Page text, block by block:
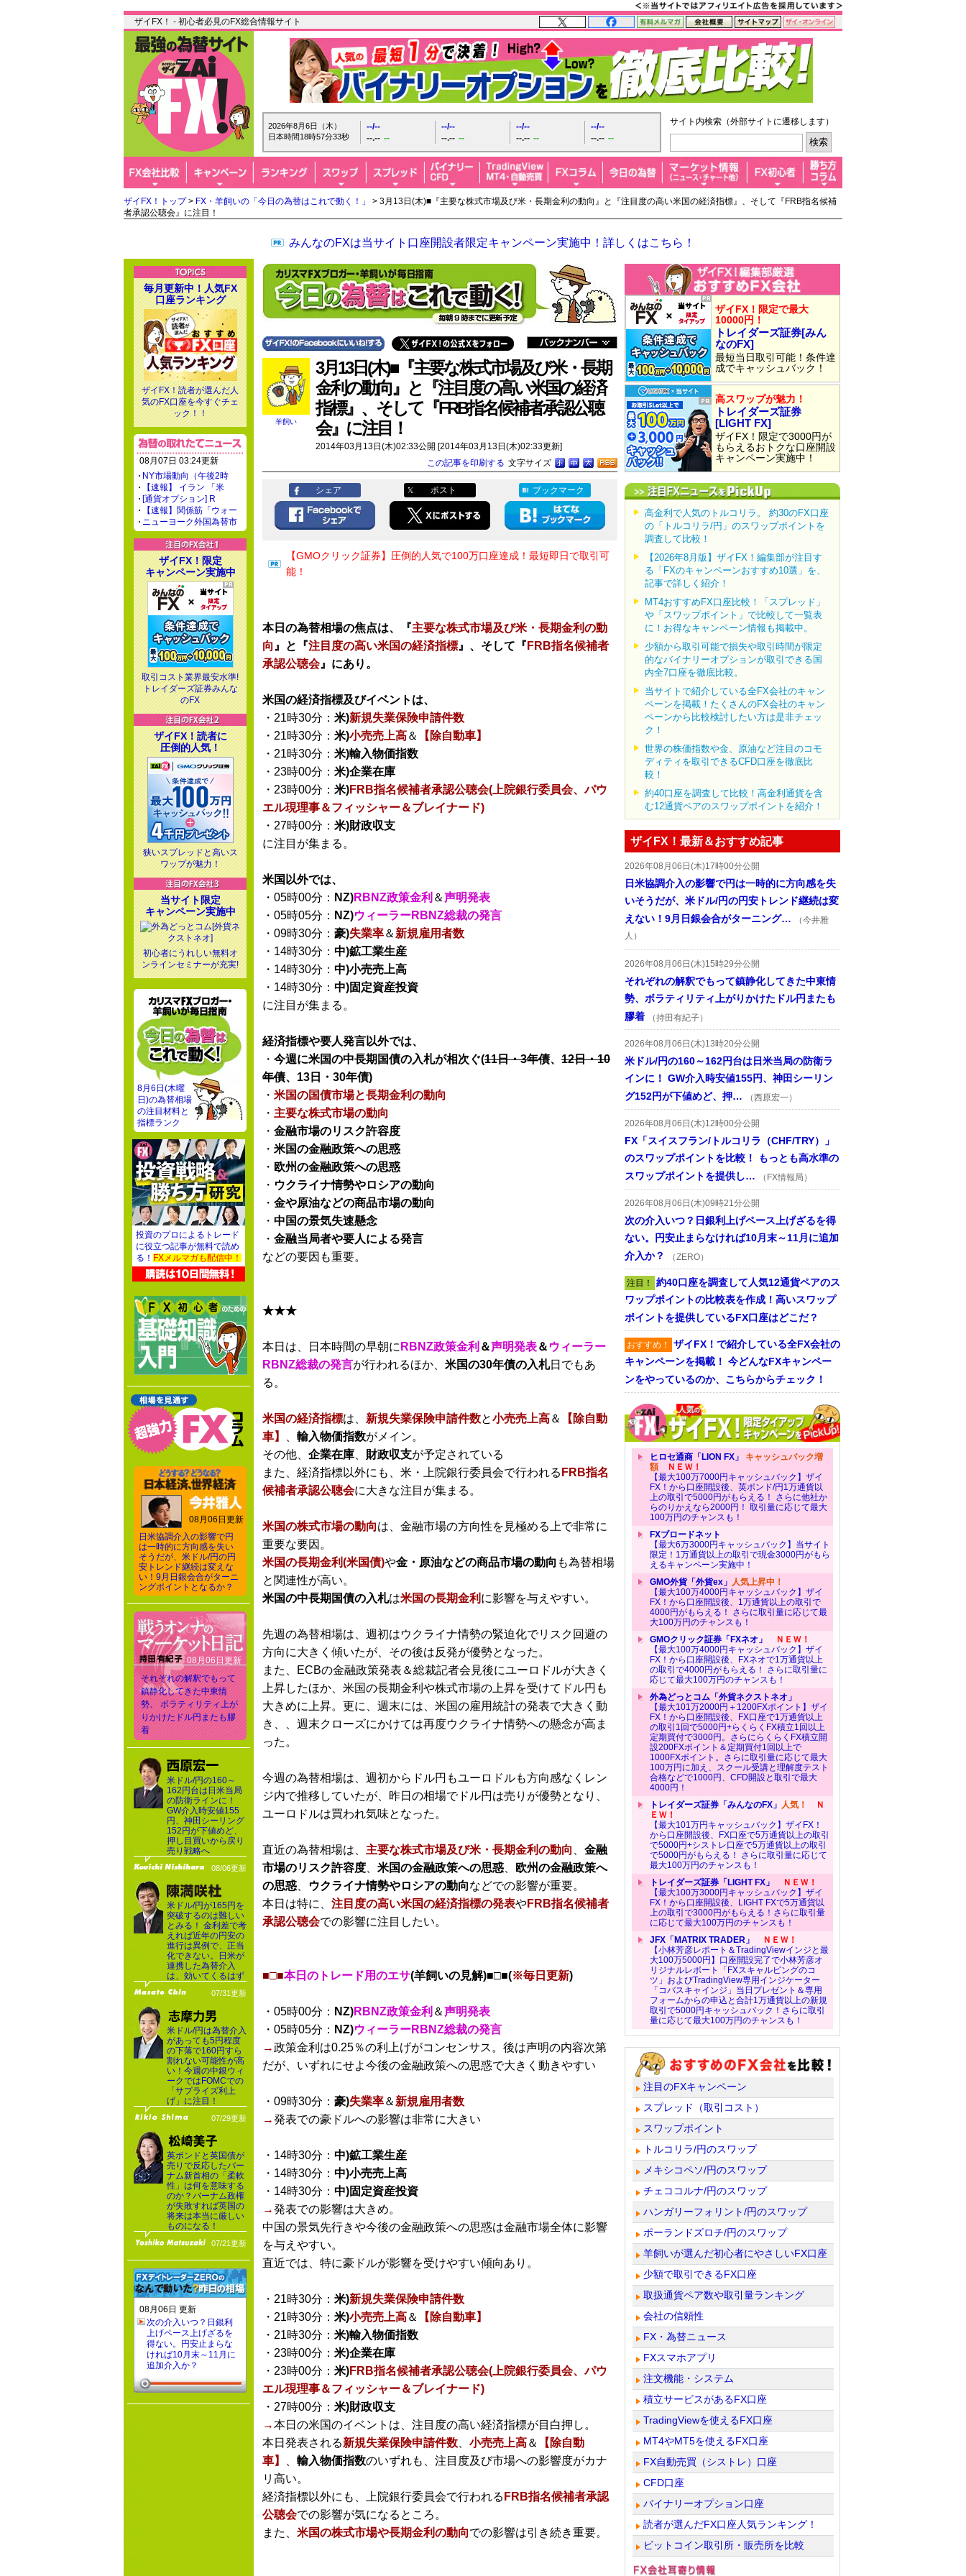
ザイFX！ - 初心者必見のFX総合情報サイト
2026年8月6日（木）
日本時間18時57分34秒
--/--
--.-- --
--/--
--.-- --
--/--
--.-- --
--/--
--.-- --
サイト内検索（外部サイトに遷移します）
ザイFX！トップ> FX・羊飼いの「今日の為替はこれで動く！」
> 3月13日(木)■『主要な株式市場及び米・長期金利の動向』と『注目度の高い米国の経済指標』、そして『FRB指名候補
者承認公聴会』に注目！
みんなのFXは当サイト口座開設者限定キャンペーン実施中！詳しくはこちら！
羊飼い
3月13日(木)■『主要な株式市場及び米・長期
金利の動向』と『注目度の高い米国の経済
指標』、そして『FRB指名候補者承認公聴
会』に注目！
2014年03月13日(木)02:33公開 [2014年03月13日(木)02:33更新]
文字サイズ
この記事を印刷する
シェア ポスト ブックマーク
【GMOクリック証券】圧倒的人気で100万口座達成！最短即日で取引可
能！
本日の為替相場の焦点は、『主要な株式市場及び米・長期金利の動
向 』と『注目度の高い米国の経済指標 』、そして『 FRB指名候補者
承認公聴会』にあり。
米国の経済指標及びイベントは、
・21時30分： 米)新規失業保険申請件数
・21時30分： 米)小売売上高＆
【除自動車】
・21時30分： 米)輸入物価指数
・23時00分： 米)企業在庫
・23時00分： 米)FRB指名候補者承認公聴会(上院銀行委員会、パウ
エル現理事＆フィッシャー＆ブレイナード)
・27時00分： 米)財政収支
に注目が集まる。
米国以外では、
・05時00分： NZ)RBNZ政策金利 ＆声明発表
・05時05分： NZ)ウィーラーRBNZ総裁の発言
・09時30分： 豪)失業率＆ 新規雇用者数
・14時30分： 中)鉱工業生産
・14時30分： 中)小売売上高
・14時30分： 中)固定資産投資
に注目が集まる。
経済指標や要人発言以外では、
・ 今週に米国の中長期国債の入札が相次ぐ(11日・3年債、 12日・10
年債、13日・30年債)
・ 米国の国債市場と長期金利の動向
・ 主要な株式市場の動向
・ 金融市場のリスク許容度
・ 米国の金融政策への思惑
・ 欧州の金融政策への思惑
・ ウクライナ情勢やロシアの動向
・ 金や原油などの商品市場の動向
・ 中国の景気失速懸念
・ 金融当局者や要人による発言
などの要因も重要。
★★★
本日は、日本時間の早朝に RBNZ政策金利 ＆声明発表＆ ウィーラー
RBNZ総裁の発言が行われるほか、 米国の30年債の入札日でもあ
る。
米国の経済指標は、 新規失業保険申請件数と小売売上高＆
【除自動
車】
輸入物価指数がメイン。
その他、 企業在庫 財政収支が予定されている
また、経済指標以外にも、米・上院銀行委員会で行われる FRB指名
候補者承認公聴会に大きな注目が集まる。
米国の株式市場の動向は、金融市場の方向性を見極める上で非常に
重要な要因。
米国の長期金利(米国債)や金・原油などの商品市場の動向 も為替相場
と関連性が高い。
米国の中長期国債の入札は米国の長期金利 に影響を与えやすい。
先週の為替相場は、週初はウクライナ情勢の緊迫化でリスク回避の
方向に大きく傾いたが、その後は反発が優勢となった。
また、ECBの金融政策発表＆総裁記者会見後にユーロドルが大きく
上昇したほか、米国の長期金利や株式市場の上昇を受けてドル円も
大きめに上昇。更に、週末には、米国の雇用統計の発表で大きく動
き、、週末クローズにかけては再度ウクライナ情勢への懸念が高ま
った。
今週の為替相場は、週初からドル円もユーロドルも方向感なくレン
ジ内で推移していたが、昨日の相場でドル円は売りが優勢となり、
ユーロドルは買われ気味となった。
直近の為替相場は、 主要な株式市場及び米・長期金利の動向
金融
市場のリスク許容度
米国の金融政策への思惑
欧州の金融政策へ
の思惑
ウクライナ情勢やロシアの動向などでの影響が重要。
本日は特に、 注目度の高い米国の経済指標の発表やFRB指名候補者
承認公聴会での影響に注目したい。
■□■本日のトレード用のエサ(羊飼いの見解)■□■(※毎日更新)
・05時00分： NZ)RBNZ政策金利 ＆声明発表
・05時05分： NZ)ウィーラーRBNZ総裁の発言
→政策金利は0.25％の利上げがコンセンサス。後は声明の内容次第
だが、いずれにせよ今後の金融政策への思惑で大きく動きやすい
・09時30分： 豪)失業率＆ 新規雇用者数
→発表での豪ドルへの影響は非常に大きい
・14時30分： 中)鉱工業生産
・14時30分： 中)小売売上高
・14時30分： 中)固定資産投資
→発表での影響は大きめ。
中国の景気先行きや今後の金融政策への思惑は金融市場全体に影響
を与えやすい。
直近では、特に豪ドルが影響を受けやすい傾向あり。
・21時30分： 米)新規失業保険申請件数
・21時30分： 米)小売売上高＆
【除自動車】
・21時30分： 米)輸入物価指数
・23時00分： 米)企業在庫
・23時00分： 米)FRB指名候補者承認公聴会(上院銀行委員会、パウ
エル現理事＆フィッシャー＆ブレイナード)
・27時00分： 米)財政収支
→本日の米国のイベントは、注目度の高い経済指標が目白押し。
本日発表される新規失業保険申請件数 小売売上高＆
【除自動
車】
輸入物価指数のいずれも、注目度及び市場への影響度がカナ
リ高い。
経済指標以外にも、上院銀行委員会で行われる FRB指名候補者承認
公聴会での影響が気になるところ。
また、 米国の株式市場や長期金利の動向での影響は引き続き重要。
ザイFX！限定で最大
10000円！
トレイダーズ証券[みん
なのFX]
最短当日取引可能！条件達
成でキャッシュバック！
高スワップが魅力！
トレイダーズ証券
[LIGHT FX]
ザイFX！限定で3000円が
もらえるおトクな口座開設
キャンペーン実施中！
高金利で人気のトルコリラ。 約30のFX口座
の「トルコリラ/円」のスワップポイントを
調査して比較！
【2026年8月版】ザイFX！編集部が注目す
る「FXのキャンペーンおすすめ10選」を、
記事で詳しく紹介！
MT4おすすめFX口座比較！「スプレッド」
や「スワップポイント」で比較して一覧表
に！お得なキャンペーン情報も掲載中。
少額から取引可能で損失や取引時間が限定
的なバイナリーオプションが取引できる国
内全7口座を徹底比較。
当サイトで紹介している全FX会社のキャン
ペーンを掲載！たくさんのFX会社のキャン
ペーンから比較検討したい方は是非チェッ
ク！
世界の株価指数や金、原油など注目のコモ
ディティを取引できるCFD口座を徹底比
較！
約40口座を調査して比較！高金利通貨を含
む12通貨ペアのスワップポイントを紹介！
ザイFX！最新＆おすすめ記事
2026年08月06日(木)17時00分公開
日米協調介入の影響で円は一時的に方向感を失
いそうだが、米ドル/円の円安トレンド継続は変
えない！9月日銀会合がターニング…
（今井雅
人）
2026年08月06日(木)15時29分公開
それぞれの解釈でもって鎮静化してきた中東情
勢、ボラティリティ上がりかけたドル円またも
膠着
（持田有紀子）
2026年08月06日(木)13時20分公開
米ドル/円の160～162円台は日米当局の防衛ラ
インに！ GW介入時安値155円、神田シーリン
グ152円が下値めど、押…
（西原宏一）
2026年08月06日(木)12時00分公開
FX「スイスフラン/トルコリラ（CHF/TRY）」
のスワップポイントを比較！ もっとも高水準の
スワップポイントを提供し…
（FX情報局）
2026年08月06日(木)09時21分公開
次の介入いつ？日銀利上げペース上げざるを得
ない。円安止まらなければ10月末～11月に追加
介入か？
（ZERO）
注目！ 約40口座を調査して人気12通貨ペアのス
ワップポイントの比較表を作成！高いスワップ
ポイントを提供しているFX口座はどこだ？
おすすめ！ ザイFX！で紹介している全FX会社の
キャンペーンを掲載！ 今どんなFXキャンペー
ンをやっているのか、こちらからチェック！
ヒロセ通商「LION FX」 キャッシュバック増
額ＮＥＷ！
【最大100万7000円キャッシュバック】ザイ
FX！から口座開設後、英ポンド/円1万通貨以
上の取引で5000円がもらえる！ さらに他社か
らのりかえなら2000円！ 取引量に応じて最大
100万円のチャンスも！
FXブロードネット
【最大6万3000円キャッシュバック】当サイト
限定！1万通貨以上の取引で現金3000円がもら
えるキャンペーン実施中！
GMO外貨「外貨ex」 人気上昇中！
【最大100万4000円キャッシュバック】ザイ
FX！から口座開設後、1万通貨以上の取引で
4000円がもらえる！ さらに取引量に応じて最
大100万円のチャンスも！
GMOクリック証券「FXネオ」
ＮＥＷ！
【最大100万4000円キャッシュバック】ザイ
FX！から口座開設後、FXネオで1万通貨以上
の取引で4000円がもらえる！ さらに取引量に
応じて最大100万円のチャンスも！
外為どっとコム「外貨ネクストネオ」
【最大101万2000円＋1200FXポイント】ザイ
FX！から口座開設後、FX口座で1万通貨以上
の取引1回で5000円+らくらくFX積立1回以上
定期買付で3000円。さらにらくらくFX積立開
設200FXポイント＆定期買付1回以上で
1000FXポイント。さらに取引量に応じて最大
100万円に加え、スクール受講と理解度テスト
合格などで1000円、CFD開設と取引で最大
4000円！
トレイダーズ証券「みんなのFX」 人気！
Ｎ
ＥＷ！
【最大101万円キャッシュバック】ザイFX！
から口座開設後、FX口座で5万通貨以上の取引
で5000円+シストレ口座で5万通貨以上の取引
で5000円がもらえる！ さらに取引量に応じて
最大100万円のチャンスも！
トレイダーズ証券「LIGHT FX」
ＮＥＷ！
【最大100万3000円キャッシュバック】ザイ
FX！から口座開設後、LIGHT FXで5万通貨以
上の取引で3000円がもらえる！さらに取引量
に応じて最大100万円のチャンスも！
JFX「MATRIX TRADER」
ＮＥＷ！
【小林芳彦レポート＆TradingViewインジと最
大100万5000円】口座開設完了で小林芳彦オ
リジナルレポート「FXスキャルピングのコ
ツ」およびTradingView専用インジケーター
「コバスキャインジ」当日プレゼント＆専用
フォームからの申込と合計1万通貨以上の新規
取引で5000円キャッシュバック！さらに取引
量に応じて最大100万円のチャンスも！
注目のFXキャンペーン
スプレッド（取引コスト）
スワップポイント
トルコリラ/円のスワップ
メキシコペソ/円のスワップ
チェココルナ/円のスワップ
ハンガリーフォリント/円のスワップ
ポーランドズロチ/円のスワップ
羊飼いが選んだ初心者にやさしいFX口座
少額で取引できるFX口座
取扱通貨ペア数や取引量ランキング
会社の信頼性
FX・為替ニュース
FXスマホアプリ
注文機能・システム
積立サービスがあるFX口座
TradingViewを使えるFX口座
MT4やMT5を使えるFX口座
FX自動売買（シストレ）口座
CFD口座
バイナリーオプション口座
読者が選んだFX口座人気ランキング！
ビットコイン取引所・販売所を比較
毎月更新中！人気FX
口座ランキング
ザイFX！読者が選んだ人
気のFX口座を今すぐチェ
ック！！
08月07日 03:24更新
NY市場動向（午後2時
【速報】 イラン 「米
[通貨オプション] R
【速報】関係筋「ウォー
ニューヨーク外国為替市
ザイFX！限定
キャンペーン実施中
取引コスト業界最安水準!
トレイダーズ証券みんな
のFX
ザイFX！読者に
圧倒的人気！
狭いスプレッドと高いス
ワップが魅力！
当サイト限定
キャンペーン実施中
初心者にうれしい無料オ
ンラインセミナーが充実!
8月6日(木曜
日)の為替相場
の注目材料と
指標ランク
投資のプロによるトレード
に役立つ記事が無料で読め
る！ FXメルマガも配信中！
08月06日更新
日米協調介入の影響で円
は一時的に方向感を失い
そうだが、米ドル/円の円
安トレンド継続は変えな
い！9月日銀会合がターニ
ングポイントとなるか？
08月06日更新
それぞれの解釈でもって
鎮静化してきた中東情
勢、 ボラティリティ上が
りかけたドル円またも膠
着
米ドル/円の160～
162円台は日米当局
の防衛ラインに！
GW介入時安値155
円、神田シーリング
152円が下値めど、
押し目買いから戻り
売り戦略へ
08/06更新
米ドル/円が165円を
突破するのは難しい
とみる！ 金利差で考
えれば近年の円安の
進行は異例で、正当
化できない。日米が
連携した為替介入
は、効いてくるはず
07/31更新
米ドル/円は為替介入
があっても5円程度
の下落で160円すら
割れない可能性が高
い！今週の中銀ウィ
ークではFOMCでの
「サプライズ利上
げ」に注目！
07/29更新
英ポンドと英国債が
売りで反応したバー
ナム新首相の「柔軟
性」は何を意味する
のか？バーナム政権
が失敗すれば英国の
将来は本当に厳しい
ものになる！
07/21更新
08月06日 更新
次の介入いつ？日銀利
上げペース上げざるを
得ない。円安止まらな
ければ10月末～11月に
追加介入か？